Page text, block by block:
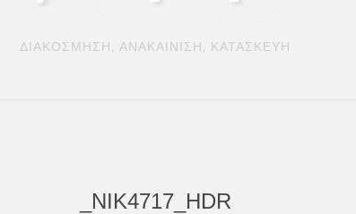
ΔΙΑΚΟΣΜΗΣΗ, ΑΝΑΚΑΙΝΙΣΗ, ΚΑΤΑΣΚΕΥΗ
_NIK4717_HDR